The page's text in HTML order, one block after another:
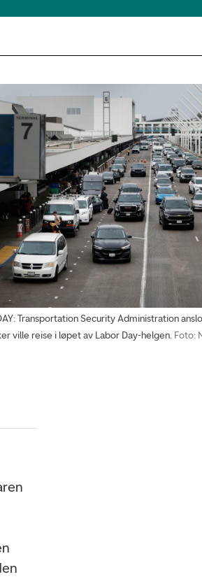
Transportation Security Administration
ville reise i løpet av Labor Day-helgen. Foto: